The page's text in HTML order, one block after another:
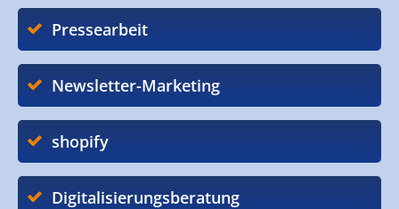
Pressearbeit
Newsletter-Marketing
shopify
Digitalisierungsberatung